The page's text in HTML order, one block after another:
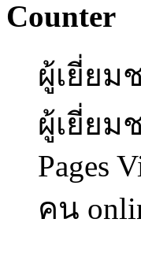
Counter
ผู้เยี่ยม
ผู้เยี่ยม
Pages
คน